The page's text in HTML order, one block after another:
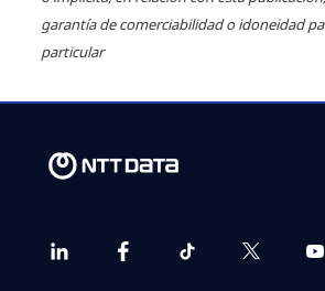
garantía de comerciabilidad o idoneidad
particular